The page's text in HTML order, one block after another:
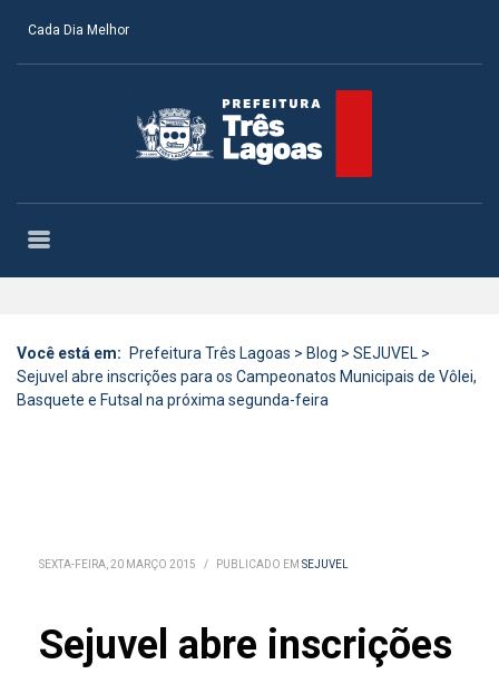
Cada Dia Melhor
Você está em: Prefeitura Três Lagoas > Blog > SEJUVEL >
Sejuvel abre inscrições para os Campeonatos Municipais de Vôlei,
Basquete e Futsal na próxima segunda-feira
SEXTA-FEIRA, 20 MARÇO 2015 / PUBLICADO EM SEJUVEL
Sejuvel abre inscrições